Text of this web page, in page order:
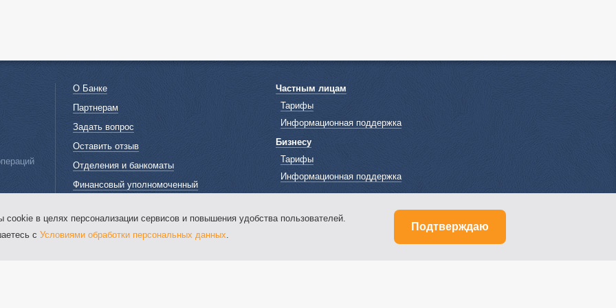
в целях персонализации сервисов и повышения удобства пользователей.
с Условиями обработки персональных данных.
Подтверждаю
О Банке
Партнерам
Задать вопрос
Оставить отзыв
Отделения и банкоматы
Финансовый уполномоченный
Информация о процентных ставках по
договорам банковского вклада с
Частным лицам
Тарифы
Информационная поддержка
Бизнесу
Тарифы
Информационная поддержка